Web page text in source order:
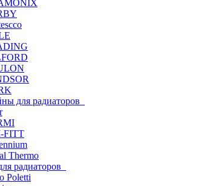
для радиаторов
FITT
Thermo
радиаторов
Poletti